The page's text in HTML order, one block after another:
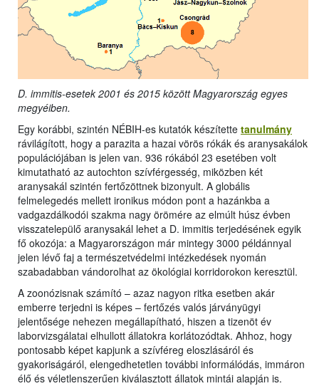
D. immitis-esetek 2001 és 2015 között Magyarország egyes
megyéiben.
Egy korábbi, szintén NÉBIH-es kutatók készítette tanulmány
rávilágított, hogy a parazita a hazai vörös rókák és aranysakálok
populációjában is jelen van. 936 rókából 23 esetében volt
kimutatható az autochton szívférgesség, miközben két
aranysakál szintén fertőzöttnek bizonyult. A globális
felmelegedés mellett ironikus módon pont a hazánkba a
vadgazdálkodói szakma nagy örömére az elmúlt húsz évben
visszatelepülő aranysakál lehet a D. immitis terjedésének egyik
fő okozója: a Magyarországon már mintegy 3000 példánnyal
jelen lévő faj a természetvédelmi intézkedések nyomán
szabadabban vándorolhat az ökológiai korridorokon keresztül.
A zoonózisnak számító – azaz nagyon ritka esetben akár
emberre terjedni is képes – fertőzés valós járványügyi
jelentősége nehezen megállapítható, hiszen a tizenöt év
laborvizsgálatai elhullott állatokra korlátozódtak. Ahhoz, hogy
pontosabb képet kapjunk a szívféreg eloszlásáról és
gyakoriságáról, elengedhetetlen további informálódás, immáron
élő és véletlenszerűen kiválasztott állatok mintái alapján is.